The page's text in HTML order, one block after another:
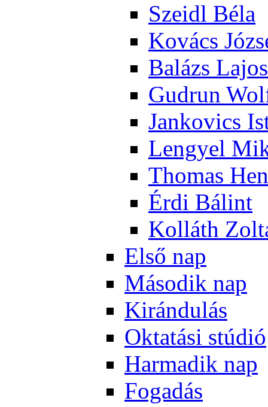
Szeidl Bé­la
Ko­vács
Ba­lázs La­jos
Gud­run
Jan­ko­vics
Len­gyel
Tho­mas
Ér­di Bá­lint
Kol­láth
El­ső nap
Má­so­dik nap
Ki­rán­du­lás
Ok­ta­tá­si stú­dió
Har­ma­dik nap
Fo­ga­dás